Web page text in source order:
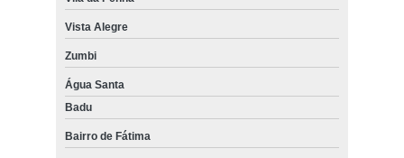
cuidador especializado em bebê preços Vaz Lobo
cuidador para bebê de 6 meses contratar Copacabana
serviço de cuidador para bebê de 1 ano Humaitá
valor de cuidador de bebê com necessidades especiais Flamengo
serviço de cuidador bebê Viradouro
Vista Alegre
Zumbi
Água Santa
Badu
Bairro de Fátima